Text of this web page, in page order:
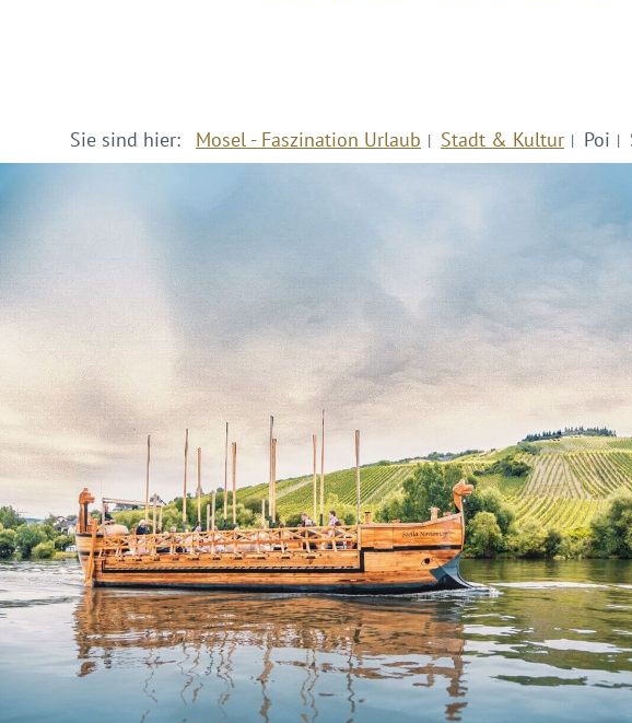
Sie sind hier: Mosel - Faszination Urlaub Stadt & Kultur Poi